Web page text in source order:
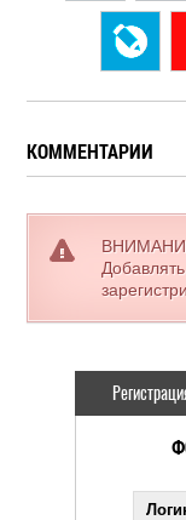
КОММЕНТАРИИ